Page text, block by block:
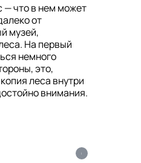
— что в нем может
от
музей,
На первый
немного
это,
леса внутри
внимания.
i